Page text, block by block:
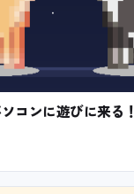
コンに遊びに来る！